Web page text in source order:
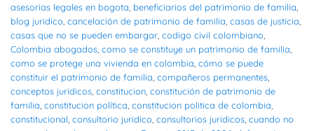
asesorias legales en bogota beneficiarios del patrimonio de familia
blog juridico cancelación de patrimonio de familia casas de justicia
casas que no se pueden embargar codigo civil colombiano
Colombia abogados como se constituye un patrimonio de familia
como se protege una vivienda en colombia cómo se puede
constituir el patrimonio de familia compañeros permanentes
conceptos juridicos constitucion constitución de patrimonio de
familia constitucion política constitucion politica de colombia
constitucional consultorio juridico consultorios juridicos cuando no